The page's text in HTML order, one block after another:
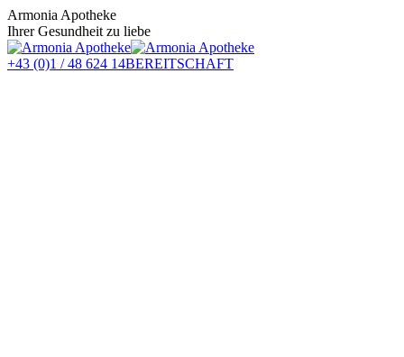
Zum
Inhalt
springen
Armonia Apotheke
Ihrer Gesundheit zu liebe
+43 (0)1 / 48 624 14BEREITSCHAFT